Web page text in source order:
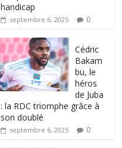
handicap
septembre 6, 2025 0
‎Cédric
Bakam
bu, le
héros
de Juba
: la RDC triomphe grâce à
son doublé
septembre 6, 2025 0